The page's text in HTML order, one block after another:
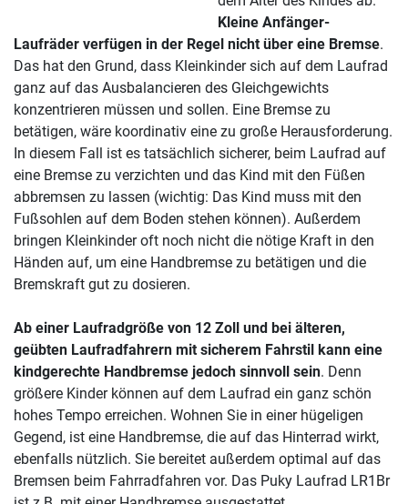
Kleine Anfänger-
Laufräder verfügen in der Regel nicht über eine Bremse.
Das hat den Grund, dass Kleinkinder sich auf dem Laufrad
ganz auf das Ausbalancieren des Gleichgewichts
konzentrieren müssen und sollen. Eine Bremse zu
betätigen, wäre koordinativ eine zu große Herausforderung.
In diesem Fall ist es tatsächlich sicherer, beim Laufrad auf
eine Bremse zu verzichten und das Kind mit den Füßen
abbremsen zu lassen (wichtig: Das Kind muss mit den
Fußsohlen auf dem Boden stehen können). Außerdem
bringen Kleinkinder oft noch nicht die nötige Kraft in den
Händen auf, um eine Handbremse zu betätigen und die
Bremskraft gut zu dosieren.
Ab einer Laufradgröße von 12 Zoll und bei älteren,
geübten Laufradfahrern mit sicherem Fahrstil kann eine
kindgerechte Handbremse jedoch sinnvoll sein. Denn
größere Kinder können auf dem Laufrad ein ganz schön
hohes Tempo erreichen. Wohnen Sie in einer hügeligen
Gegend, ist eine Handbremse, die auf das Hinterrad wirkt,
ebenfalls nützlich. Sie bereitet außerdem optimal auf das
Bremsen beim Fahrradfahren vor. Das Puky Laufrad LR1Br